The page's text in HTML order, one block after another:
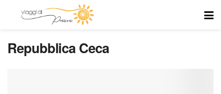
Repubblica Ceca